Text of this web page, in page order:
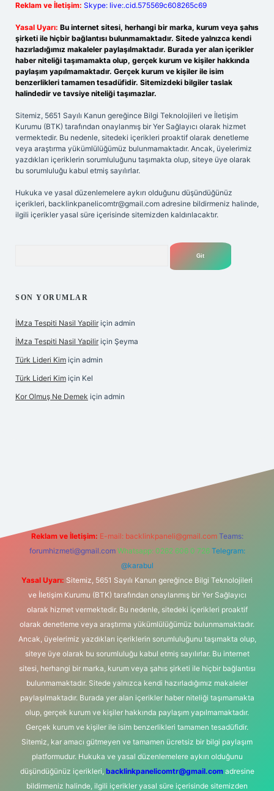
Reklam ve İletişim: Skype: live:.cid.575569c608265c69
Yasal Uyarı: Bu internet sitesi, herhangi bir marka, kurum veya şahıs
şirketi ile hiçbir bağlantısı bulunmamaktadır. Sitede yalnızca kendi
hazırladığımız makaleler paylaşılmaktadır. Burada yer alan içerikler
haber niteliği taşımamakta olup, gerçek kurum ve kişiler hakkında
paylaşım yapılmamaktadır. Gerçek kurum ve kişiler ile isim
benzerlikleri tamamen tesadüfidir. Sitemizdeki bilgiler taslak
halindedir ve tavsiye niteliği taşımazlar.
Sitemiz, 5651 Sayılı Kanun gereğince Bilgi Teknolojileri ve İletişim
Kurumu (BTK) tarafından onaylanmış bir Yer Sağlayıcı olarak hizmet
vermektedir. Bu nedenle, sitedeki içerikleri proaktif olarak denetleme
veya araştırma yükümlülüğümüz bulunmamaktadır. Ancak, üyelerimiz
yazdıkları içeriklerin sorumluluğunu taşımakta olup, siteye üye olarak
bu sorumluluğu kabul etmiş sayılırlar.
Hukuka ve yasal düzenlemelere aykırı olduğunu düşündüğünüz
içerikleri, backlinkpanelicomtr@gmail.com adresine bildirmeniz halinde,
ilgili içerikler yasal süre içerisinde sitemizden kaldırılacaktır.
SON YORUMLAR
İMza Tespiti Nasil Yapilir için admin
İMza Tespiti Nasil Yapilir için Şeyma
Türk Lideri Kim için admin
Türk Lideri Kim için Kel
Kor Olmuş Ne Demek için admin
Reklam ve İletişim: E-mail: backlinkpaneli@gmail.com Teams:
forumhizmeti@gmail.com Whatsapp: 0262 606 0 726 Telegram:
@karabul
Yasal Uyarı: Sitemiz, 5651 Sayılı Kanun gereğince Bilgi Teknolojileri
ve İletişim Kurumu (BTK) tarafından onaylanmış bir Yer Sağlayıcı
olarak hizmet vermektedir. Bu nedenle, sitedeki içerikleri proaktif
olarak denetleme veya araştırma yükümlülüğümüz bulunmamaktadır.
Ancak, üyelerimiz yazdıkları içeriklerin sorumluluğunu taşımakta olup,
siteye üye olarak bu sorumluluğu kabul etmiş sayılırlar. Bu internet
sitesi, herhangi bir marka, kurum veya şahıs şirketi ile hiçbir bağlantısı
bulunmamaktadır. Sitede yalnızca kendi hazırladığımız makaleler
paylaşılmaktadır. Burada yer alan içerikler haber niteliği taşımamakta
olup, gerçek kurum ve kişiler hakkında paylaşım yapılmamaktadır.
Gerçek kurum ve kişiler ile isim benzerlikleri tamamen tesadüfidir.
Sitemiz, kar amacı gütmeyen ve tamamen ücretsiz bir bilgi paylaşım
platformudur. Hukuka ve yasal düzenlemelere aykırı olduğunu
düşündüğünüz içerikleri, backlinkpanelicomtr@gmail.comadresine
bildirmeniz halinde, ilgili içerikler yasal süre içerisinde sitemizden